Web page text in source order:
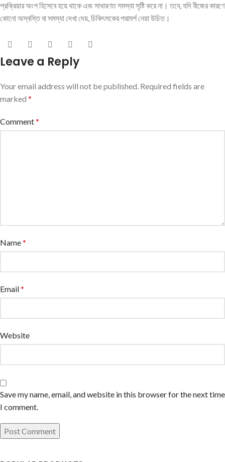
প্রক্রিয়ার অংশ হিসেবে হয়ে থাকে এবং সাধারণত সমস্যা সৃষ্টি করে না। তবে, যদি বীজের কারণে
কোনো অস্বস্তি বা সমস্যা দেখা দেয়, চিকিৎসকের পরামর্শ নেয়া উচিত।
Leave a Reply
Your email address will not be published. Required fields are
marked *
Comment*
Name*
Email*
Website
Save my name, email, and website in this browser for the next time
I comment.